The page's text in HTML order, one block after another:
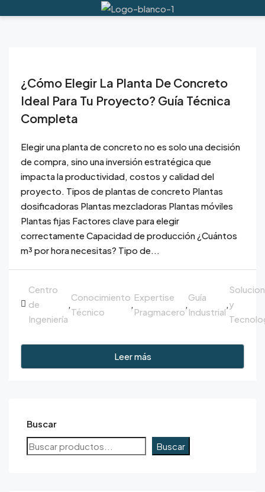
¿Cómo Elegir La Planta De Concreto
Ideal Para Tu Proyecto? Guía Técnica
Completa
Elegir una planta de concreto no es solo una decisión
de compra, sino una inversión estratégica que
impacta la productividad, costos y calidad del
proyecto. Tipos de plantas de concreto Plantas
dosificadoras Plantas mezcladoras Plantas móviles
Plantas fijas Factores clave para elegir
correctamente Capacidad de producción ¿Cuántos
m³ por hora necesitas? Tipo de...
Centro
de
Ingeniería
,
Conocimiento
Técnico
,
Expertise
Pragmacero
,
Guía
Industrial
,y
Leer más
Buscar
Buscar